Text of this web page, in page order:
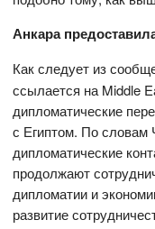
Анкара
Как следует из
ссылается на Middle
дипломатические
с Египтом. По словам
дипломатические
продолжают
дипломатии и
развитие